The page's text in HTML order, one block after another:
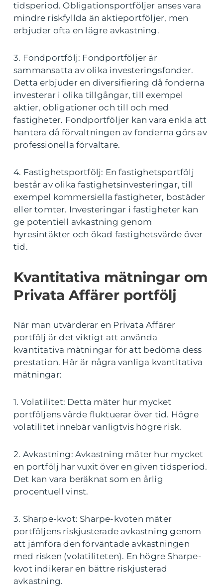
tidsperiod. Obligationsportföljer anses vara
mindre riskfyllda än aktieportföljer, men
erbjuder ofta en lägre avkastning.
3. Fondportfölj: Fondportföljer är
sammansatta av olika investeringsfonder.
Detta erbjuder en diversifiering då fonderna
investerar i olika tillgångar, till exempel
aktier, obligationer och till och med
fastigheter. Fondportföljer kan vara enkla att
hantera då förvaltningen av fonderna görs av
professionella förvaltare.
4. Fastighetsportfölj: En fastighetsportfölj
består av olika fastighetsinvesteringar, till
exempel kommersiella fastigheter, bostäder
eller tomter. Investeringar i fastigheter kan
ge potentiell avkastning genom
hyresintäkter och ökad fastighetsvärde över
tid.
Kvantitativa mätningar om
Privata Affärer portfölj
När man utvärderar en Privata Affärer
portfölj är det viktigt att använda
kvantitativa mätningar för att bedöma dess
prestation. Här är några vanliga kvantitativa
mätningar:
1. Volatilitet: Detta mäter hur mycket
portföljens värde fluktuerar över tid. Högre
volatilitet innebär vanligtvis högre risk.
2. Avkastning: Avkastning mäter hur mycket
en portfölj har vuxit över en given tidsperiod.
Det kan vara beräknat som en årlig
procentuell vinst.
3. Sharpe-kvot: Sharpe-kvoten mäter
portföljens riskjusterade avkastning genom
att jämföra den förväntade avkastningen
med risken (volatiliteten). En högre Sharpe-
kvot indikerar en bättre riskjusterad
avkastning.